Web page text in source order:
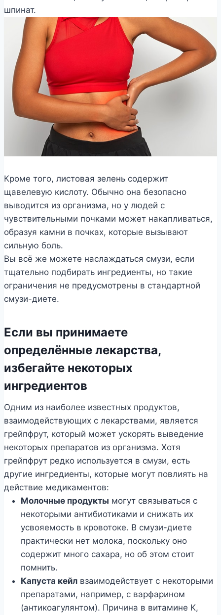
шпинат.
Кроме того, листовая зелень содержит
щавелевую кислоту. Обычно она безопасно
выводится из организма, но у людей с
чувствительными почками может накапливаться,
образуя камни в почках, которые вызывают
сильную боль.
Вы всё же можете наслаждаться смузи, если
тщательно подбирать ингредиенты, но такие
ограничения не предусмотрены в стандартной
смузи-диете.
Если вы принимаете
определённые лекарства,
избегайте некоторых
ингредиентов
Одним из наиболее известных продуктов,
взаимодействующих с лекарствами, является
грейпфрут, который может ускорять выведение
некоторых препаратов из организма. Хотя
грейпфрут редко используется в смузи, есть
другие ингредиенты, которые могут повлиять на
действие медикаментов:
Молочные продукты могут связываться с
некоторыми антибиотиками и снижать их
усвояемость в кровотоке. В смузи-диете
практически нет молока, поскольку оно
содержит много сахара, но об этом стоит
помнить.
Капуста кейл взаимодействует с некоторыми
препаратами, например, с варфарином
(антикоагулянтом). Причина в витамине K,